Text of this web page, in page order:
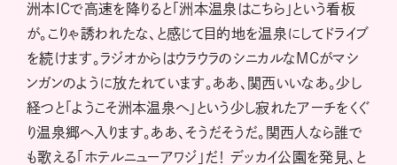
洲本ICで高速を降りると「洲本温泉はこちら」という看板
が。こりゃ誘われたな、と感じて目的地を温泉にしてドライブ
を続けます。ラジオからはウラウラのシニカルなMCがマシ
ンガンのように放たれています。ああ、関西いいなあ。少し
経つと「ようこそ洲本温泉へ」という少し寂れたアーチをくぐ
り温泉郷へ入ります。ああ、そうだそうだ。関西人なら誰で
も歌える「ホテルニューアワジ」だ！ デッカイ公園を発見、と